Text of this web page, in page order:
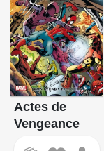
Actes de
Vengeance